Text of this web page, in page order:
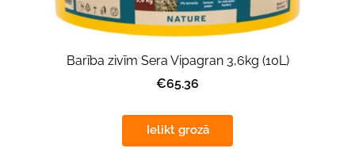
Barība zivīm Sera Vipagran 3,6kg (10L)
€65.36
Ielikt grozā